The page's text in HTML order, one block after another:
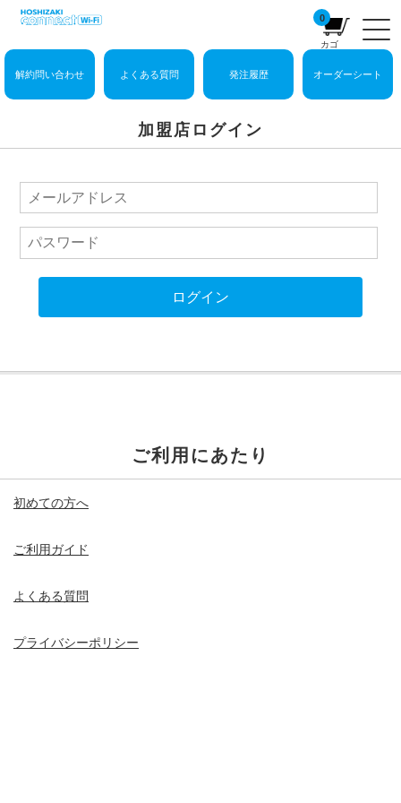
0
カゴ
解約問い合わせ よくある質問 発注履歴 オーダーシート
加盟店ログイン
ご利用にあたり
初めての方へ
ご利用ガイド
よくある質問
プライバシーポリシー